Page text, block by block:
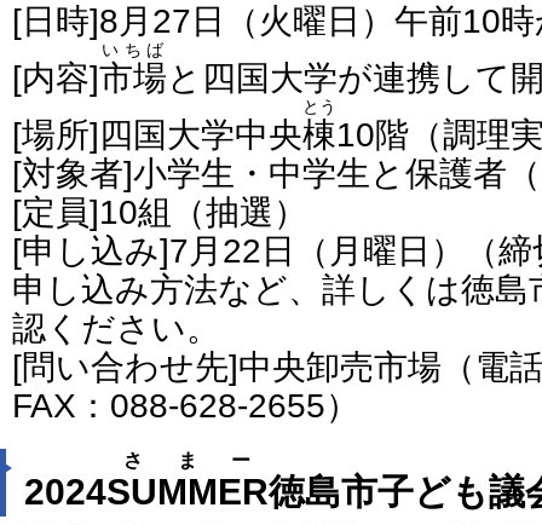
[日時]8月27日（火曜日）午前10
[内容]市場
いちば
と四国大学が連携して
[場所]四国大学中央棟
とう
10階（調理
[対象者]小学生・中学生と保護者
[定員]10組（抽選）
[申し込み]7月22日（月曜日）（
申し込み方法など、詳しくは徳
認ください。
[問い合わせ先]中央卸売市場（
FAX：088-628-2655）
2024SUMMER
さまー
徳島市子ども議